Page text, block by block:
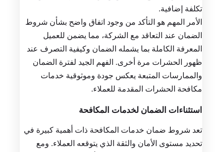
تكلفة إضافية.
الأمر المهم هو التأكد من وجود اتفاق واضح بشأن شروط
الضمان عند التعاقد مع الشركة، مما يضمن للعميل
المعرفة الكاملة بما يشمله الضمان وكيفية التصرف عند
ظهور الحشرات مرة أخرى. الفهم الجيد لفترة الضمان
والممارسات المتبعة يعكس جودة وموثوقية خدمات
مكافحة الحشرات المقدمة للعملاء.
استثناءات الضمان لخدمات المكافحة
تعد شروط ضمان خدمات المكافحة ذات أهمية كبيرة في
تحديد مستوى الأمان والثقة الذي يتوقعه العملاء. ومع